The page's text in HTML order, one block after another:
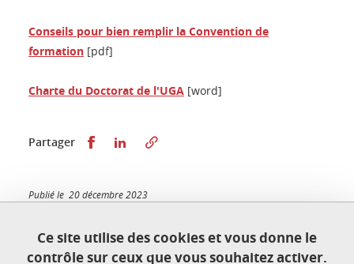
Ce site utilise des cookies et vous donne le
contrôle sur ceux que vous souhaitez activer.
Conseils pour bien remplir la Convention de
formation [pdf]
Charte du Doctorat de l'UGA [word]
Partager Partager sur Facebook
Partager sur LinkedIn
Publié le 20 décembre 2023